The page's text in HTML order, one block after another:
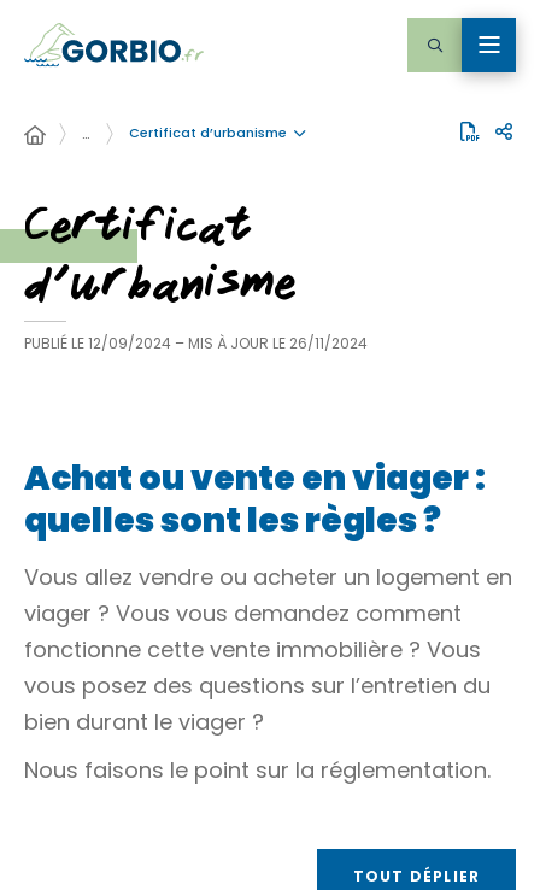
… Certificat d’urbanisme
Certificat
d’urbanisme
PUBLIÉ LE12/09/2024 – MIS À JOUR LE 26/11/2024
Achat ou vente en viager :
quelles sont les règles ?
Vous allez vendre ou acheter un logement en
viager ? Vous vous demandez comment
fonctionne cette vente immobilière ? Vous
vous posez des questions sur l’entretien du
bien durant le viager ?
Nous faisons le point sur la réglementation.
TOUT DÉPLIER